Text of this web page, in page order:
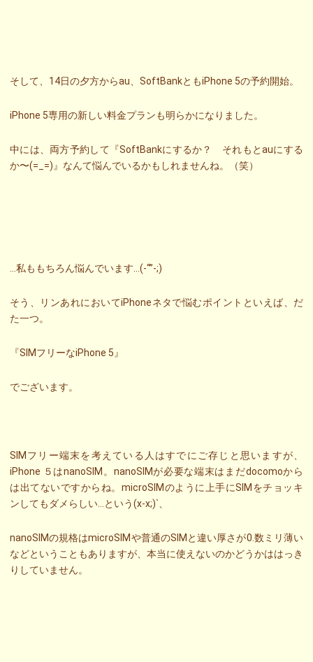
そして、14日の夕方からau、SoftBankともiPhone 5の予約開始。
iPhone 5専用の新しい料金プランも明らかになりました。
中には、両方予約して『SoftBankにするか？ それもとauにする
か〜(=_=)』なんて悩んでいるかもしれませんね。（笑）
…私ももちろん悩んでいます…(-“”-;)
そう、リンあれにおいてiPhoneネタで悩むポイントといえば、だ
た一つ。
『SIMフリーなiPhone 5』
でございます。
SIMフリー端末を考えている人はすでにご存じと思いますが、
iPhone ５はnanoSIM。nanoSIMが必要な端末はまだdocomoから
は出てないですからね。microSIMのように上手にSIMをチョッキ
ンしてもダメらしい…という(x-x;)`、
nanoSIMの規格はmicroSIMや普通のSIMと違い厚さが0.数ミリ薄い
などということもありますが、本当に使えないのかどうかははっき
りしていません。